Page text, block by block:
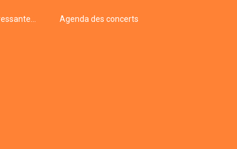
Agenda des concerts